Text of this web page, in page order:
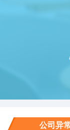
公司异